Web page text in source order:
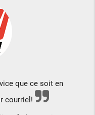
que ce soit en
courriel!